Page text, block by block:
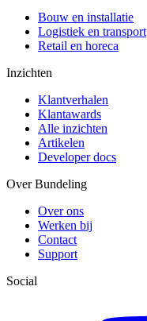
Bouw en installatie
Logistiek en transport
Retail en horeca
Inzichten
Klantverhalen
Klantawards
Alle inzichten
Artikelen
Developer docs
Over Bundeling
Over ons
Werken bij
Contact
Support
Social